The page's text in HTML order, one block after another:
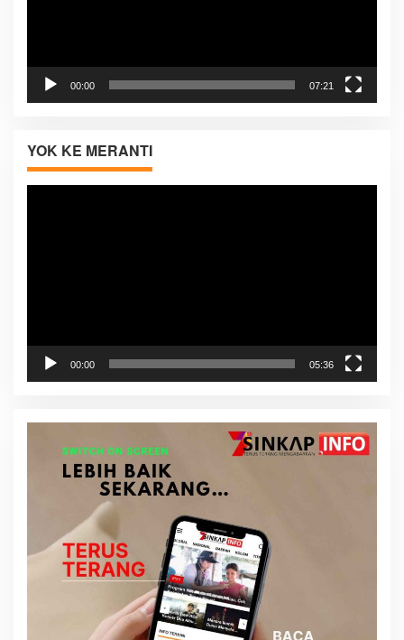
00:00 07:21
YOK KE MERANTI
00:00 05:36